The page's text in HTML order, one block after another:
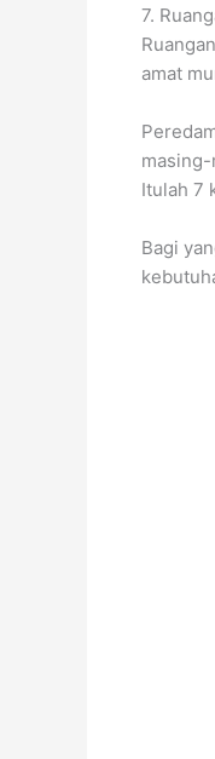
7.
amat
Itulah 7
Bagi